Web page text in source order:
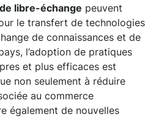
libre-échange peuvent
le transfert de technologies
de connaissances et de
l’adoption de pratiques
et plus efficaces est
non seulement à réduire
au commerce
également de nouvelles